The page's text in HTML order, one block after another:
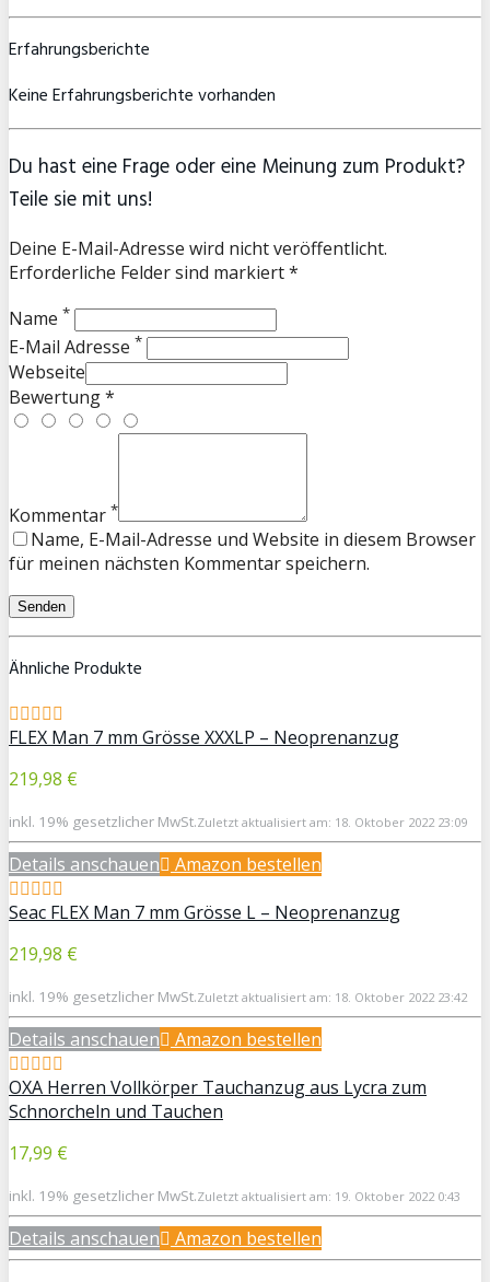
Erfahrungsberichte
Keine Erfahrungsberichte vorhanden
Du hast eine Frage oder eine Meinung zum Produkt?
Teile sie mit uns!
Deine E-Mail-Adresse wird nicht veröffentlicht.
Erforderliche Felder sind markiert *
Name *
E-Mail Adresse *
Webseite
Bewertung *
Kommentar *
Name, E-Mail-Adresse und Website in diesem Browser
für meinen nächsten Kommentar speichern.
Ähnliche Produkte
FLEX Man 7 mm Grösse XXXLP – Neoprenanzug
219,98 €
inkl. 19% gesetzlicher MwSt.Zuletzt aktualisiert am: 18. Oktober 2022 23:09
Details anschauen
Amazon bestellen
Seac FLEX Man 7 mm Grösse L – Neoprenanzug
219,98 €
inkl. 19% gesetzlicher MwSt.Zuletzt aktualisiert am: 18. Oktober 2022 23:42
Details anschauen
Amazon bestellen
OXA Herren Vollkörper Tauchanzug aus Lycra zum
Schnorcheln und Tauchen
17,99 €
inkl. 19% gesetzlicher MwSt.Zuletzt aktualisiert am: 19. Oktober 2022 0:43
Details anschauen Amazon bestellen